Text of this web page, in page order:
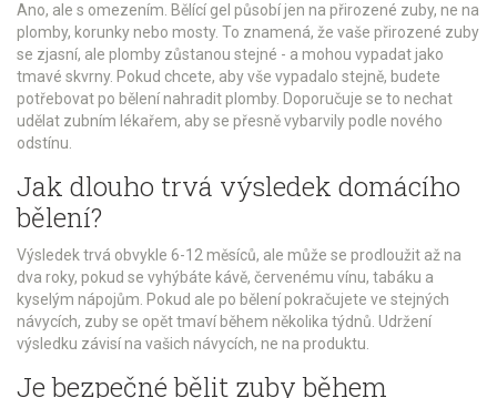
Ano, ale s omezením. Bělící gel působí jen na přirozené zuby, ne na
plomby, korunky nebo mosty. To znamená, že vaše přirozené zuby
se zjasní, ale plomby zůstanou stejné - a mohou vypadat jako
tmavé skvrny. Pokud chcete, aby vše vypadalo stejně, budete
potřebovat po bělení nahradit plomby. Doporučuje se to nechat
udělat zubním lékařem, aby se přesně vybarvily podle nového
odstínu.
Jak dlouho trvá výsledek domácího
bělení?
Výsledek trvá obvykle 6-12 měsíců, ale může se prodloužit až na
dva roky, pokud se vyhýbáte kávě, červenému vínu, tabáku a
kyselým nápojům. Pokud ale po bělení pokračujete ve stejných
návycích, zuby se opět tmaví během několika týdnů. Udržení
výsledku závisí na vašich návycích, ne na produktu.
Je bezpečné bělit zuby během